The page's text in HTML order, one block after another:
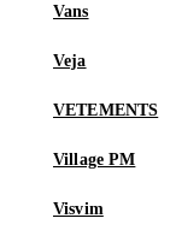
Vans
Veja
VETEMENTS
Village PM
Visvim